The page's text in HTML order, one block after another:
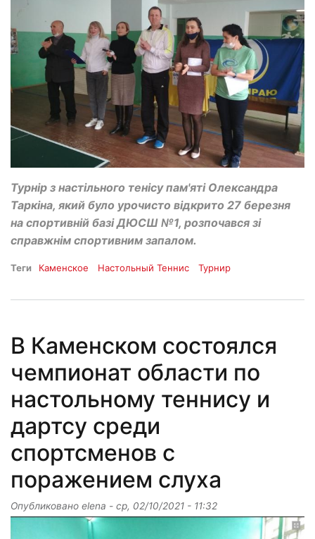
Турнір з настільного тенісу пам'яті Олександра
Таркіна, який було урочисто відкрито 27 березня
на спортивній базі ДЮСШ №1, розпочався зі
справжнім спортивним запалом.
Теги Каменское Настольный Теннис Турнир
В Каменском состоялся
чемпионат области по
настольному теннису и
дартсу среди
спортсменов с
поражением слуха
Опубликовано elena - ср, 02/10/2021 - 11:32